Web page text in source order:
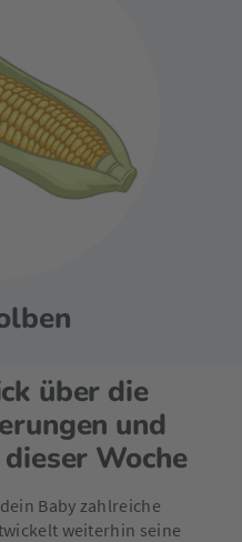
über die
und
Woche
Baby zahlreiche
weiterhin seine